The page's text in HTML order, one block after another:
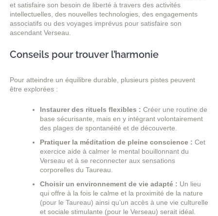
et satisfaire son besoin de liberté à travers des activités
intellectuelles, des nouvelles technologies, des engagements
associatifs ou des voyages imprévus pour satisfaire son
ascendant Verseau.
Conseils pour trouver l’harmonie
Pour atteindre un équilibre durable, plusieurs pistes peuvent
être explorées :
Instaurer des rituels flexibles : Créer une routine de
base sécurisante, mais en y intégrant volontairement
des plages de spontanéité et de découverte.
Pratiquer la méditation de pleine conscience : Cet
exercice aide à calmer le mental bouillonnant du
Verseau et à se reconnecter aux sensations
corporelles du Taureau.
Choisir un environnement de vie adapté : Un lieu
qui offre à la fois le calme et la proximité de la nature
(pour le Taureau) ainsi qu’un accès à une vie culturelle
et sociale stimulante (pour le Verseau) serait idéal.